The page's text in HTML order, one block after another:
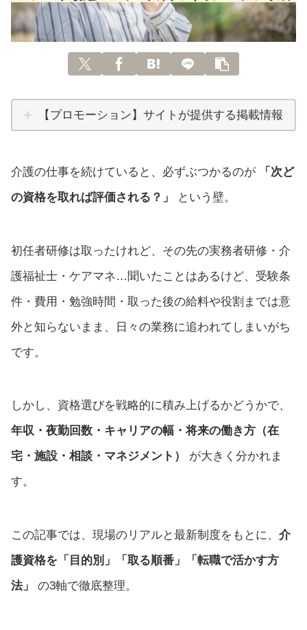
【プロモーション】サイトが提供する掲載情報
介護の仕事を続けていると、必ずぶつかるのが
「次ど
の資格を取れば評価される？」
という壁。
初任者研修は取ったけれど、その先の実務者研修・介
護福祉士・ケアマネ…聞いたことはあるけど、受験条
件・費用・勉強時間・取った後の給料や役割までは意
外と知らないまま、日々の業務に追われてしまいがち
です。
しかし、資格選びを戦略的に積み上げるかどうかで、
年収・夜勤回数・キャリアの幅・将来の働き方（在
宅・施設・相談・マネジメント）
が大きく分かれま
す。
この記事では、現場のリアルと最新制度をもとに、 介
護資格を「目的別」「取る順番」「転職で活かす方
法」
の3軸で徹底整理。